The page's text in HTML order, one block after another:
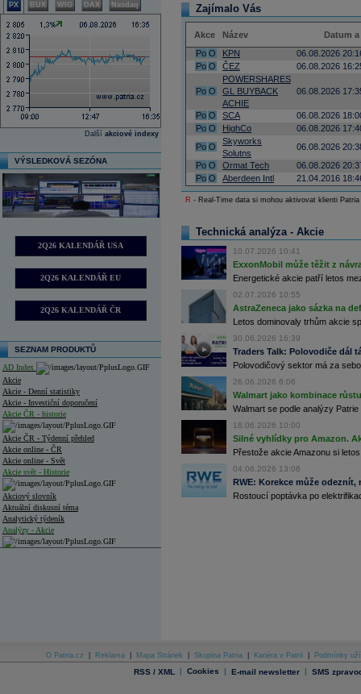
PX BUX WIG DAX Nasdaq
Další akciové indexy
VÝSLEDKOVÁ SEZÓNA
2Q26 KALENDÁŘ USA
2Q26 KALENDÁŘ EU
2Q26 KALENDÁŘ ČR
SEZNAM PRODUKTŮ
AD Index
Akcie
Akcie - Denní statistiky
Akcie - Investiční doporučení
Akcie ČR - historie
Akcie ČR - Týdenní přehled
Akcie online - ČR
Akcie online - Svět
Akcie svět - Historie
Akciový slovník
Aktuální diskusní téma
Analytický týdeník
Analýzy - Akcie
Zajímalo Vás
Akce Název
Datum
Po O KPN
06.08.2026
Po O ČEZ 06.08.2026
Po O
POWERSHARES
GL BUYBACK
ACHIE
06.08.2026
Po O SCA
06.08.2026
Po O HighCo
06.08.2026
Po O
Skyworks
Solutns
06.08.2026
Po O Ormat Tech
06.08.2026
Po O Aberdeen Intl 21.04.2016
R - Real-Time data si mohou aktivovat klienti
Technická analýza - Akcie
10.07.2026 10:41
ExxonMobil může těžit z
Energetické akcie patří letos
02.07.2026 10:55
AstraZeneca jako sázka na
Letos dominovaly trhům akcie
30.06.2026 16:39
Traders Talk: Polovodiče dál
Polovodičový sektor má za
26.06.2026 6:06
Walmart jako kombinace
Walmart se podle analýzy
18.06.2026 10:00
Silné vyhlídky pro Amazon.
Přestože akcie Amazonu si
04.06.2026 13:06
RWE: Korekce může
Rostoucí poptávka po
O Patria.cz Reklama Mapa Stránek Skupina Patria Kariéra v Patrii Podmínky
RSS / XML | Cookies | E-mail newsletter | SMS